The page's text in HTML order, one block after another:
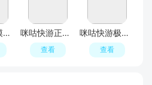
咪咕手柄模拟器安卓手机版(咪咕快游) 咪咕快游正版最新版2026
查看
咪咕快游极速版官方正版安装包
查看